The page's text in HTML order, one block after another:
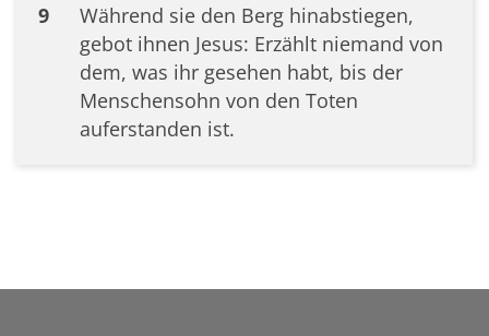
9
Während sie den Berg hinabstiegen,
gebot ihnen Jesus: Erzählt niemand von
dem, was ihr gesehen habt, bis der
Menschensohn von den Toten
auferstanden ist.